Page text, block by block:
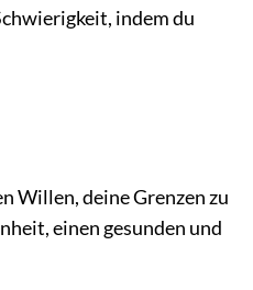
indem du
Willen, deine Grenzen zu
einen gesunden und